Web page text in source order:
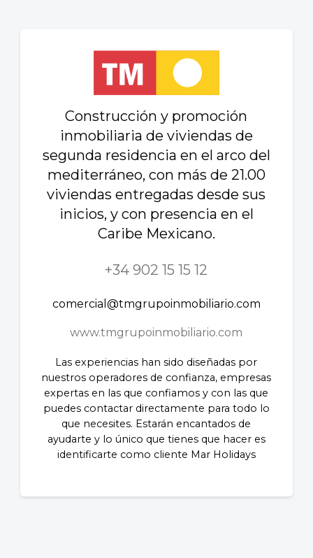
Construcción y promoción
inmobiliaria de viviendas de
segunda residencia en el arco del
mediterráneo, con más de 21.00
viviendas entregadas desde sus
inicios, y con presencia en el
Caribe Mexicano.
+34 902 15 15 12
comercial@tmgrupoinmobiliario.com
www.tmgrupoinmobiliario.com
Las experiencias han sido diseñadas por
nuestros operadores de confianza, empresas
expertas en las que confiamos y con las que
puedes contactar directamente para todo lo
que necesites. Estarán encantados de
ayudarte y lo único que tienes que hacer es
identificarte como cliente Mar Holidays